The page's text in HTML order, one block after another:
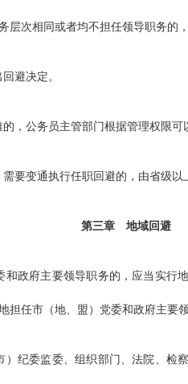
层次相同或者均不担任领导职务的
避决定。
公务员主管部门根据管理权限可
变通执行任职回避的，由省级以
第三章 地域回避
政府主要领导职务的，应当实行
任市（地、盟）党委和政府主要领
委监委、组织部门、法院、检